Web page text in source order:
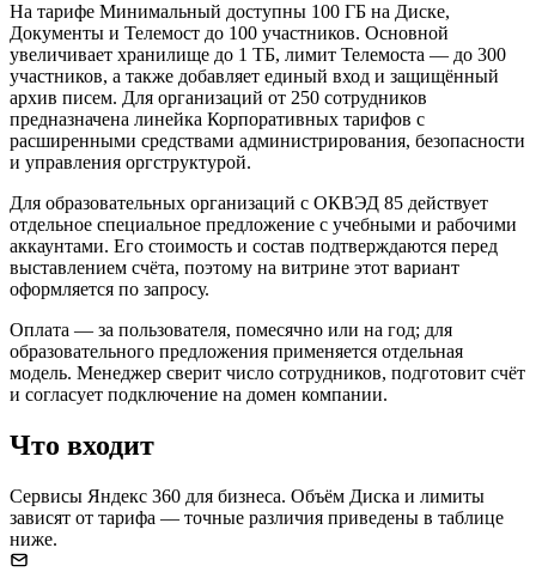
На тарифе Минимальный доступны 100 ГБ на Диске,
Документы и Телемост до 100 участников. Основной
увеличивает хранилище до 1 ТБ, лимит Телемоста — до 300
участников, а также добавляет единый вход и защищённый
архив писем. Для организаций от 250 сотрудников
предназначена линейка Корпоративных тарифов с
расширенными средствами администрирования, безопасности
и управления оргструктурой.
Для образовательных организаций с ОКВЭД 85 действует
отдельное специальное предложение с учебными и рабочими
аккаунтами. Его стоимость и состав подтверждаются перед
выставлением счёта, поэтому на витрине этот вариант
оформляется по запросу.
Оплата — за пользователя, помесячно или на год; для
образовательного предложения применяется отдельная
модель. Менеджер сверит число сотрудников, подготовит счёт
и согласует подключение на домен компании.
Что входит
Сервисы Яндекс 360 для бизнеса. Объём Диска и лимиты
зависят от тарифа — точные различия приведены в таблице
ниже.